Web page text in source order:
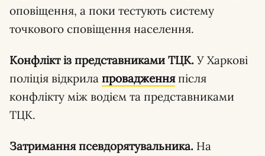
оповіщення, а поки тестують систему
точкового сповіщення населення.
Конфлікт із представниками ТЦК. У Харкові
поліція відкрила провадженняпісля
конфлікту між водієм та представниками
ТЦК.
Затримання псевдорятувальника. На